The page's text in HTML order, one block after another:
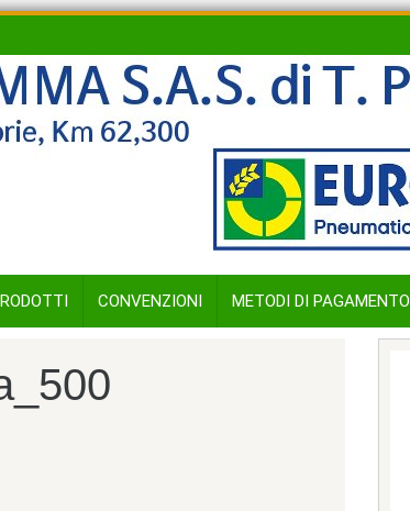
CONVENZIONI METODI DI PAGAMENTO